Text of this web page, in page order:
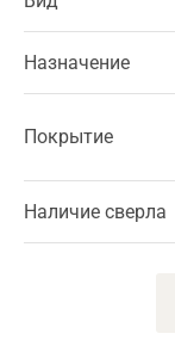
Назначение
Покрытие
Наличие сверла